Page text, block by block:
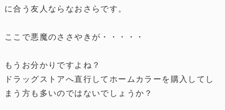
に合う友人ならなおさらです。
ここで悪魔のささやきが・・・・・
もうお分かりですよね？
ドラッグストアへ直行してホームカラーを購入してし
まう方も多いのではないでしょうか？